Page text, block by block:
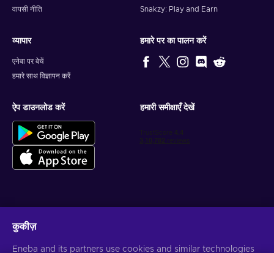
वापसी नीति
Snakzy: Play and Earn
व्यापार
एनेबा पर बेचें
हमारे साथ विज्ञापन करें
हमारे पर का पालन करें
ऐप डाउनलोड करें हमारी समीक्षाएँ देखें
कुकीज़
Eneba and its partners use cookies and similar technologies